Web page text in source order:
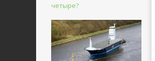
четыре?